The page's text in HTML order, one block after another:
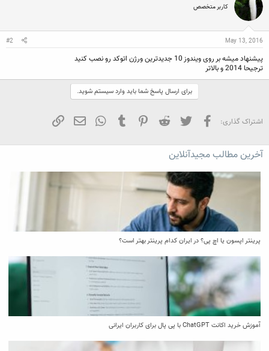
کاربر متخصص
May 13, 2016
#2
پیشنهاد میشه بر روی ویندوز 10 جدیدترین ورژن اتوکد رو نصب کنید
ترجیحا 2014 و بالاتر
برای ارسال پاسخ شما باید وارد سیستم شوید.
اشتراک گذاری: فیسبوک تویتر Reddit
Pinterest
Tumblr
WhatsApp
ایمیل
آخرین مطالب مجیدآنلاین
پرینتر اپسون یا اچ پی؟ در ایران کدام پرینتر بهتر است؟
آموزش خرید اکانت ChatGPT با پی پال برای کاربران ایرانی